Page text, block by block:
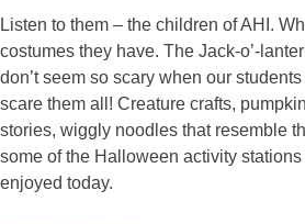
Listen to them – the children of AHI.
costumes they have. The Jack-o’-
don’t seem so scary when our
scare them all! Creature crafts,
stories, wiggly noodles that resemble
some of the Halloween activity
enjoyed today.